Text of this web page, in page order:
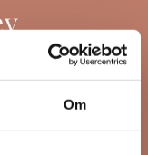
Om
der sker